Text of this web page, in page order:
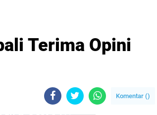
Terima Opini
Komentar ()